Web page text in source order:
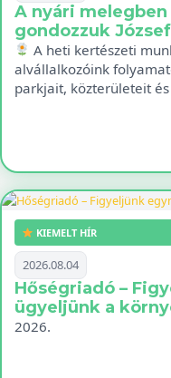
A nyári
gondozzuk
A heti kertészeti
alvállalkozóink
parkjait, közterületeit
KIEMELT HÍR
2026.08.04
Hőségriadó –
ügyeljünk a
2026.